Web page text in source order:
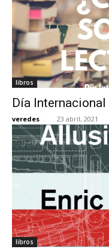
libros
Día
veredes - 23 abril, 2021
libros